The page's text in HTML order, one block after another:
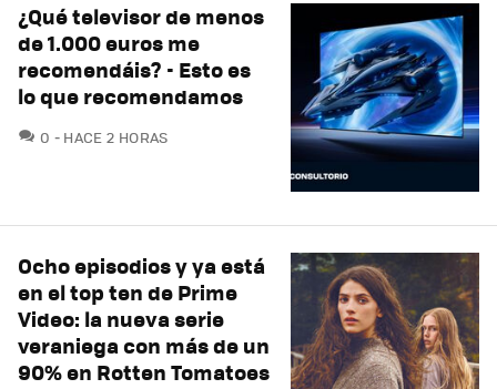
¿Qué televisor de menos
de 1.000 euros me
recomendáis? - Esto es
lo que recomendamos
0 COMENTARIOS
HACE 2 HORAS
Ocho episodios y ya está
en el top ten de Prime
Video: la nueva serie
veraniega con más de un
90% en Rotten Tomatoes